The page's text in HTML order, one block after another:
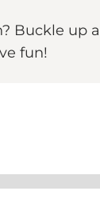
Buckle up
fun!